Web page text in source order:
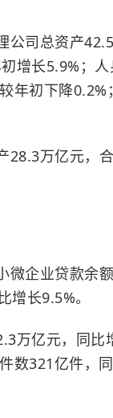
公司总资产
增长5.9%；人
年初下降
万亿元，
微企业贷款余
长9.5%。
万亿元，同比
数321亿件，同